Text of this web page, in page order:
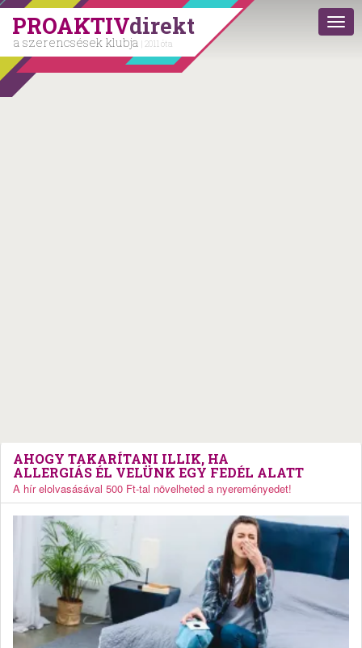
PROAKTIVdirekt
a szerencsések klubja | 2011 óta
AHOGY TAKARÍTANI ILLIK, HA
ALLERGIÁS ÉL VELÜNK EGY FEDÉL ALATT
A hír elolvasásával 500 Ft-tal növelheted a nyereményedet!